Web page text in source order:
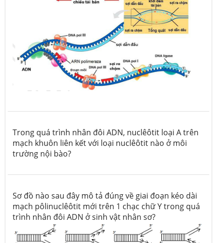
Trong quá trình nhân đôi ADN, nuclêôtit loại A trên
mạch khuôn liên kết với loại nuclêôtit nào ở môi
trường nội bào?
Sơ đồ nào sau đây mô tả đúng về giai đoạn kéo dài
mạch pôlinuclêôtit mới trên 1 chạc chữ Y trong quá
trình nhân đôi ADN ở sinh vật nhân sơ?